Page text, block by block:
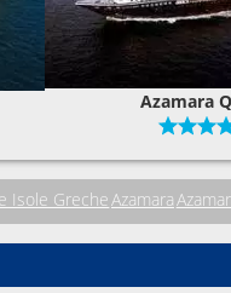
Azamara
Isole GrecheAzamara